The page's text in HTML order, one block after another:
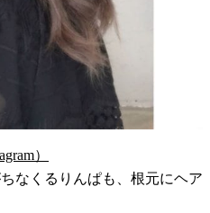
）
なくるりんぱも、根元にヘア